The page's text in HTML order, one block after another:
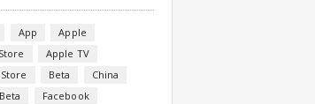
App
Apple
Apple TV
Beta
China
Facebook